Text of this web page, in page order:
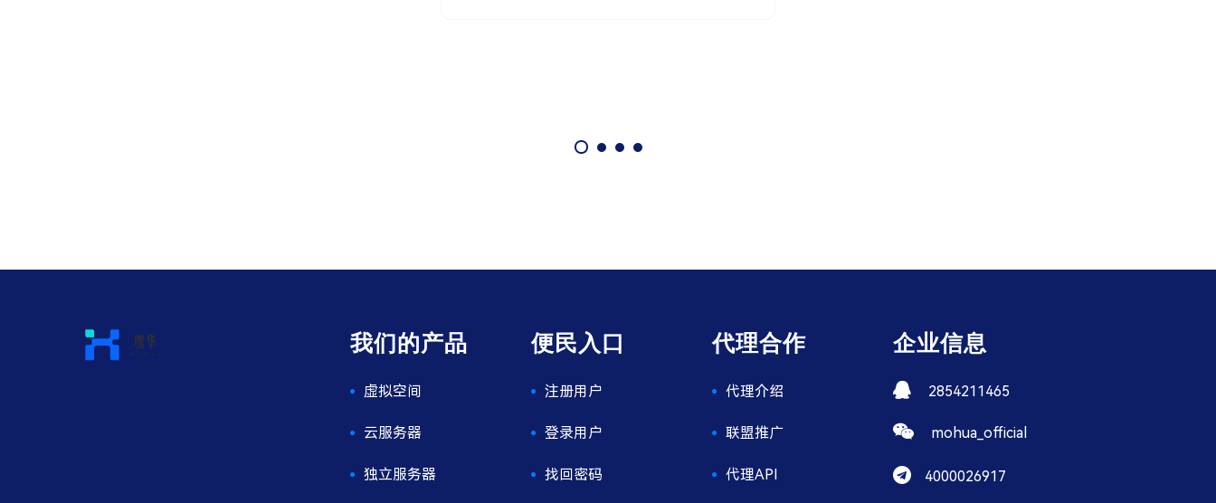
我们的产品
虚拟空间
云服务器
独立服务器
便民入口
注册用户
登录用户
找回密码
代理合作
代理介绍
联盟推广
代理API
企业信息
2854211465
mohua_official
4000026917